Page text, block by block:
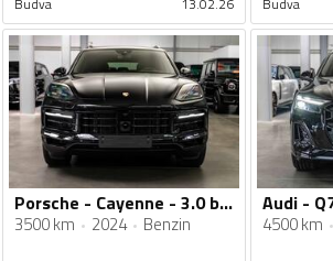
Porsche - Cayenne - 3.0 benzin
3500 km 2024 Benzin 4500 km